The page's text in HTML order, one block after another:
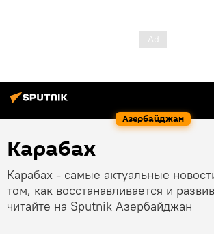
Азербайджан
Карабах
Карабах - самые актуальные
том, как восстанавливается и
читайте на Sputnik Азербайджан